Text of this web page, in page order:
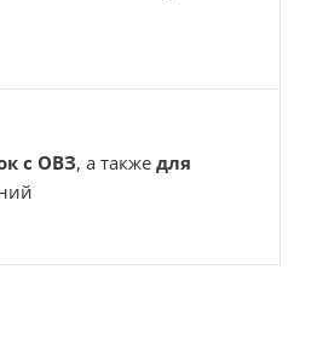
с ОВЗ, а также для